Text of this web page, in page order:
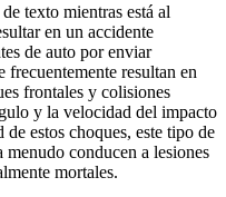
texto mientras está al
en un accidente
de auto por enviar
frecuentemente resultan en
frontales y colisiones
y la velocidad del impacto
estos choques, este tipo de
conducen a lesiones
mortales.